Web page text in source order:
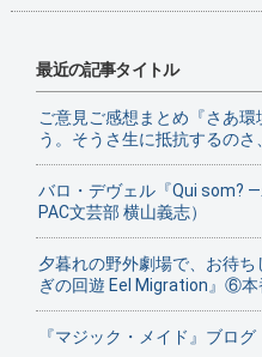
最近の記事タイトル
ご意見ご感想まとめ『さあ
う。そうさ生に抵抗するのさ
バロ・デヴェル『Qui som?
PAC文芸部 横山義志）
夕暮れの野外劇場で、お待
ぎの回遊 Eel Migration』⑥本
『マジック・メイド』ブロ